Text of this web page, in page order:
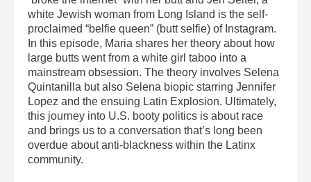
white Jewish woman from Long Island is the self-
proclaimed “belfie queen” (butt selfie) of Instagram.
In this episode, Maria shares her theory about how
large butts went from a white girl taboo into a
mainstream obsession. The theory involves Selena
Quintanilla but also Selena biopic starring Jennifer
Lopez and the ensuing Latin Explosion. Ultimately,
this journey into U.S. booty politics is about race
and brings us to a conversation that’s long been
overdue about anti-blackness within the Latinx
community.